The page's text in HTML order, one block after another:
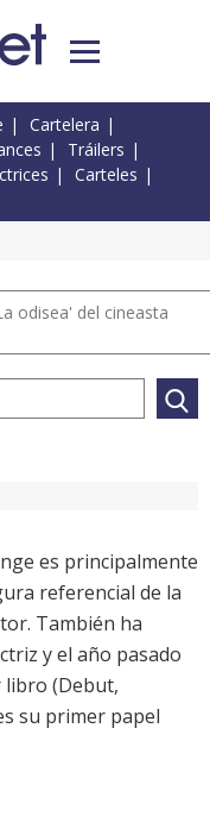
Cartelera
Tráilers
Carteles
odisea' del cineasta
es principalmente
referencial de la
También ha
y el año pasado
(Debut,
su primer papel